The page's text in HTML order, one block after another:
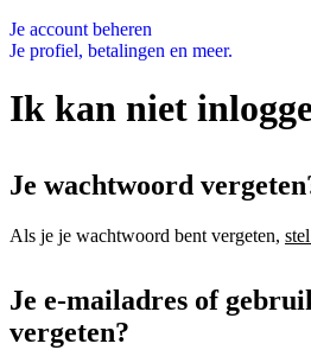
Je account beheren
Je profiel, betalingen en meer.
Ik kan niet
Je wachtwoord
Als je je wachtwoord bent vergeten,
Je e-mailadres of
vergeten?